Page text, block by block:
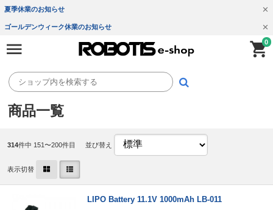
夏季休業のお知らせ
ゴールデンウィーク休業のお知らせ
0
商品一覧
314件中 151〜200件目 並び替え
表示切替
LIPO Battery 11.1V 1000mAh LB-011